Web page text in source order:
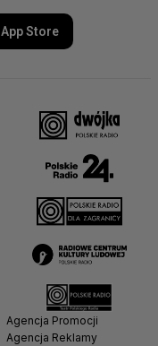
App Store
Agencja Promocji
Agencja Reklamy